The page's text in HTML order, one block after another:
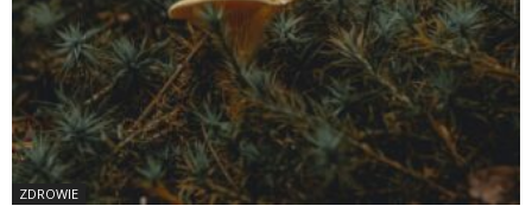
ZDROWIE